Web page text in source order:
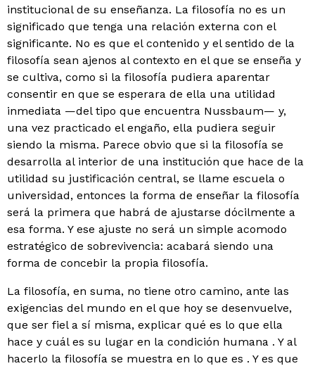
institu­cional de su enseñanza. La filosofía no es un
significado que tenga una relación externa con el
significante. No es que el contenido y el sentido de la
filosofía sean ajenos al contexto en el que se enseña y
se cultiva, como si la filosofía pudiera aparentar
consentir en que se esperara de ella una utilidad
inmediata —del tipo que encuentra Nussbaum— y,
una vez practicado el engaño, ella pudiera seguir
siendo la misma. Parece obvio que si la filosofía se
desarrolla al interior de una institución que hace de la
utilidad su justificación central, se llame escuela o
uni­versidad, entonces la forma de enseñar la filosofía
será la primera que habrá de ajustarse dócilmente a
esa forma. Y ese ajuste no será un simple acomodo
estratégico de sobrevivencia: acabará siendo una
forma de concebir la propia filosofía.
La filosofía, en suma, no tiene otro camino, ante las
exigencias del mundo en el que hoy se desenvuelve,
que ser fiel a sí misma, explicar qué es lo que ella
hace y cuál es su lugar en la condición humana . Y al
hacerlo la filo­sofía se muestra en lo que es . Y es que